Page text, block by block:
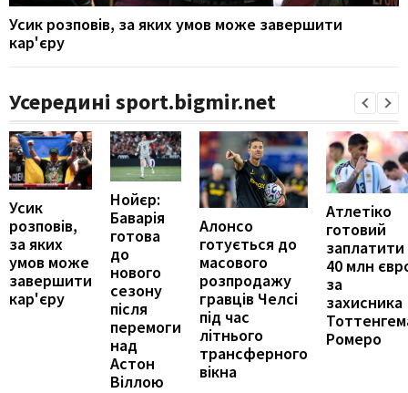
Усик розповів, за яких умов може завершити
кар'єру
Усередині sport.bigmir.net
Усик
розповів,
за яких
умов може
завершити
кар'єру
Нойєр:
Баварія
готова
до
нового
сезону
після
перемоги
над
Астон
Віллою
Алонсо
готується до
масового
розпродажу
гравців Челсі
під час
літнього
трансферного
вікна
Атлетіко
готовий
заплатити
40 млн
за
захисника
Ромеро